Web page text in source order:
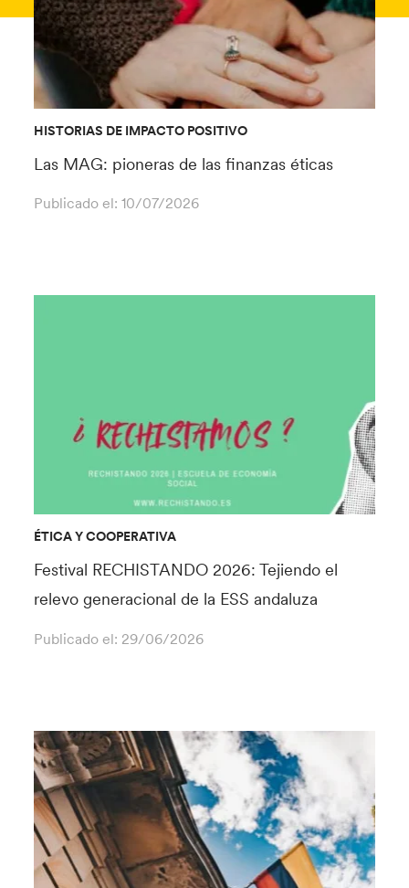
HISTORIAS DE IMPACTO POSITIVO
Las MAG: pioneras de las finanzas éticas
Publicado el:10/07/2026
ÉTICA Y COOPERATIVA
Festival RECHISTANDO 2026: Tejiendo el
relevo generacional de la ESS andaluza
Publicado el: 29/06/2026